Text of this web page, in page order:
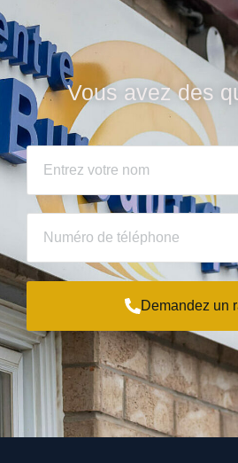
Vous avez des
Demandez un